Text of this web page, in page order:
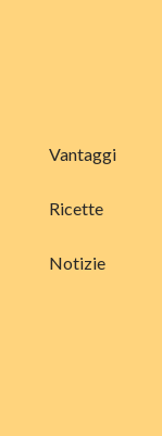
Vantaggi
Ricette
Notizie